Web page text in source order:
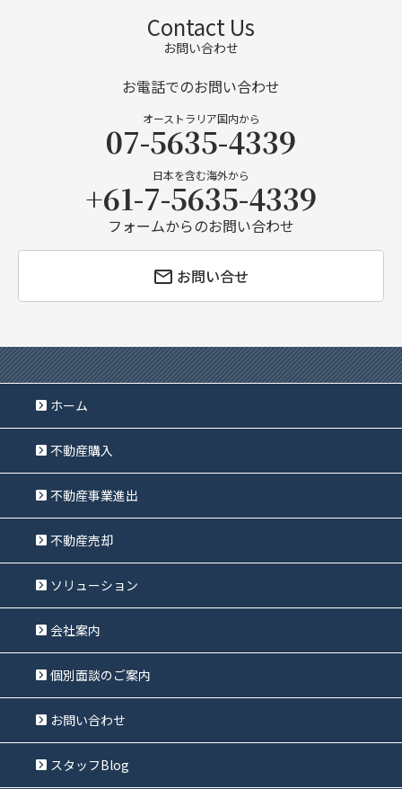
Contact Us
お問い合わせ
お電話でのお問い合わせ
オーストラリア国内から
07-5635-4339
日本を含む海外から
+61-7-5635-4339
フォームからのお問い合わせ
お問い合せ
ホーム
不動産購入
不動産事業進出
不動産売却
ソリューション
会社案内
個別面談のご案内
お問い合わせ
スタッフBlog